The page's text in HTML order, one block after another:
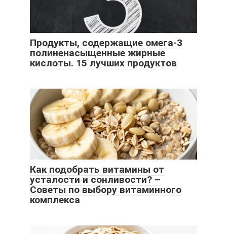
Продукты, содержащие омега-3
полиненасыщенные жирные
кислоты. 15 лучших продуктов
Как подобрать витамины от
усталости и сонливости? –
Советы по выбору витаминного
комплекса